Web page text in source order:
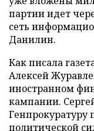
партии идет
сеть
Данилин.
Как писала
Алексей
иностранном
кампании.
Генпрокуратуру
политической